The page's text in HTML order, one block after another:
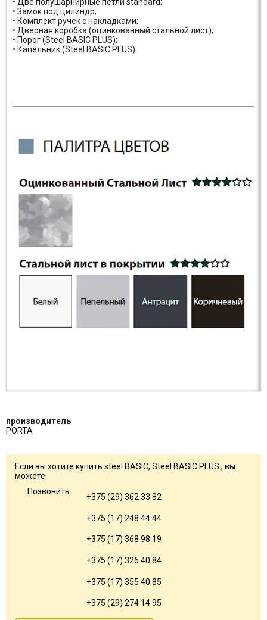
• Замок под цилиндр;
• Комплект ручек с накладками;
• Дверная коробка (оцинкованный стальной лист);
• Порог (Steel BASIC PLUS);
• Капельник (Steel BASIC PLUS).
производитель
PORTA
Если вы хотите купить steel BASIC, Steel BASIC PLUS , вы
можете:
Позвонить:
+375 (29) 362 33 82
+375 (17) 248 44 44
+375 (17) 368 98 19
+375 (17) 326 40 84
+375 (17) 355 40 85
+375 (29) 274 14 95